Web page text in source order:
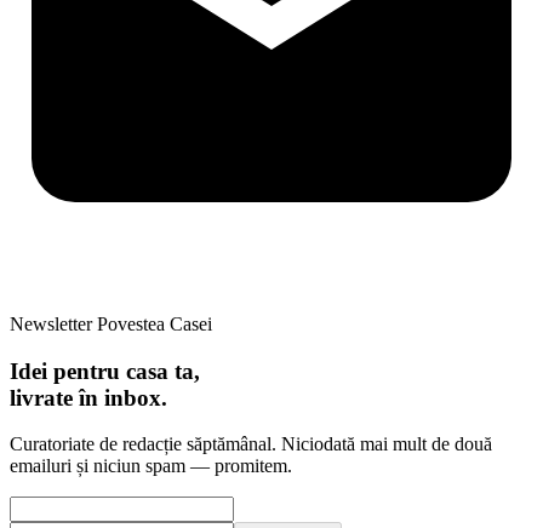
Newsletter Povestea Casei
Idei pentru casa ta,
livrate în inbox.
Curatoriate de redacție săptămânal. Niciodată mai mult de două
emailuri și niciun spam — promitem.